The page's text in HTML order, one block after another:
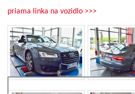
priama linka na vozidlo >>>